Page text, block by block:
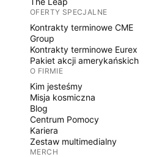
OFERTY SPECJALNE
Kontrakty terminowe CME
Group
Kontrakty terminowe Eurex
Pakiet akcji amerykańskich
O FIRMIE
Kim jesteśmy
Misja kosmiczna
Blog
Centrum Pomocy
Kariera
Zestaw multimedialny
MERCH